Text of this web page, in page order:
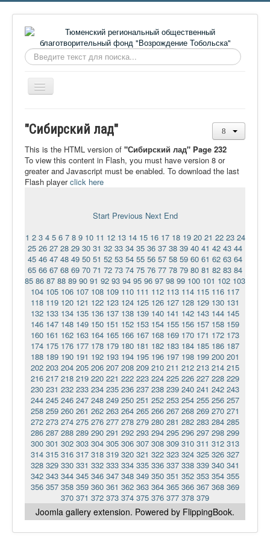
Искать...
Включить/
выключить
О фонде
Онлайн библиотека
Видеоматериалы
Сайт проекта Достоевский
Ермаковополе.рф
"Сибирский лад"
This is the HTML version of "Сибирский лад" Page 232
To view this content in Flash, you must have version 8 or
greater and Javascript must be enabled. To download the last
Flash playerclick here
Start Previous Next End
1 2 3 4 5 6 7 8 9 10 11 12 13 14 15 16 17 18 19 20 21 22 23 24
25 26 27 28 29 30 31 32 33 34 35 36 37 38 39 40 41 42 43 44
45 46 47 48 49 50 51 52 53 54 55 56 57 58 59 60 61 62 63 64
65 66 67 68 69 70 71 72 73 74 75 76 77 78 79 80 81 82 83 84
85 86 87 88 89 90 91 92 93 94 95 96 97 98 99 100 101 102 103
104 105 106 107 108 109 110 111 112 113 114 115 116 117
118 119 120 121 122 123 124 125 126 127 128 129 130 131
132 133 134 135 136 137 138 139 140 141 142 143 144 145
146 147 148 149 150 151 152 153 154 155 156 157 158 159
160 161 162 163 164 165 166 167 168 169 170 171 172 173
174 175 176 177 178 179 180 181 182 183 184 185 186 187
188 189 190 191 192 193 194 195 196 197 198 199 200 201
202 203 204 205 206 207 208 209 210 211 212 213 214 215
216 217 218 219 220 221 222 223 224 225 226 227 228 229
230 231 232 233 234 235 236 237 238 239 240 241 242 243
244 245 246 247 248 249 250 251 252 253 254 255 256 257
258 259 260 261 262 263 264 265 266 267 268 269 270 271
272 273 274 275 276 277 278 279 280 281 282 283 284 285
286 287 288 289 290 291 292 293 294 295 296 297 298 299
300 301 302 303 304 305 306 307 308 309 310 311 312 313
314 315 316 317 318 319 320 321 322 323 324 325 326 327
328 329 330 331 332 333 334 335 336 337 338 339 340 341
342 343 344 345 346 347 348 349 350 351 352 353 354 355
356 357 358 359 360 361 362 363 364 365 366 367 368 369
370 371 372 373 374 375 376 377 378 379
Joomla gallery extension. Powered by FlippingBook.